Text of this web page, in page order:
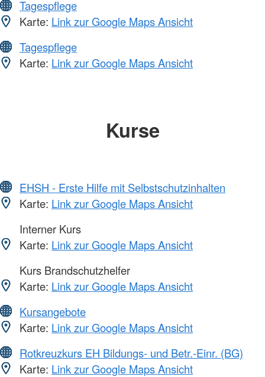
Tagespflege
Karte: Link zur Google Maps Ansicht
Tagespflege
Karte: Link zur Google Maps Ansicht
Kurse
EHSH - Erste Hilfe mit Selbstschutzinhalten
Karte: Link zur Google Maps Ansicht
Interner Kurs
Karte: Link zur Google Maps Ansicht
Kurs Brandschutzhelfer
Karte: Link zur Google Maps Ansicht
Kursangebote
Karte: Link zur Google Maps Ansicht
Rotkreuzkurs EH Bildungs- und Betr.-Einr. (BG)
Karte: Link zur Google Maps Ansicht